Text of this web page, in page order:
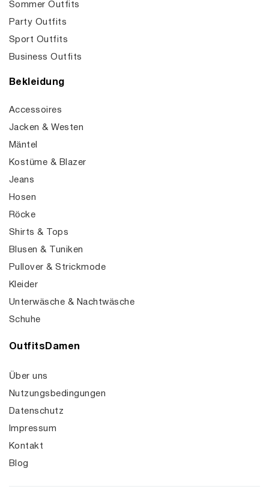
Sommer Outfits
Party Outfits
Sport Outfits
Business Outfits
Bekleidung
Accessoires
Jacken & Westen
Mäntel
Kostüme & Blazer
Jeans
Hosen
Röcke
Shirts & Tops
Blusen & Tuniken
Pullover & Strickmode
Kleider
Unterwäsche & Nachtwäsche
Schuhe
OutfitsDamen
Über uns
Nutzungsbedingungen
Datenschutz
Impressum
Kontakt
Blog